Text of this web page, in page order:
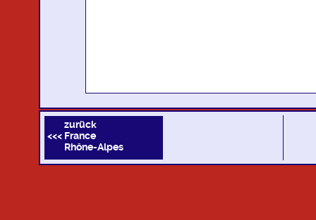
zurück
<<< France
Rhône-Alpes